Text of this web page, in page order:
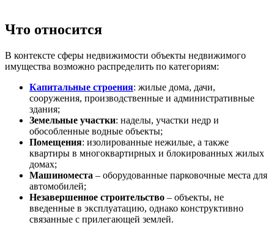
Что относится
В контексте сферы недвижимости объекты недвижимого
имущества возможно распределить по категориям:
Капитальные строения: жилые дома, дачи,
сооружения, производственные и административные
здания;
Земельные участки: наделы, участки недр и
обособленные водные объекты;
Помещения: изолированные нежилые, а также
квартиры в многоквартирных и блокированных жилых
домах;
Машиноместа – оборудованные парковочные места для
автомобилей;
Незавершенное строительство – объекты, не
введенные в эксплуатацию, однако конструктивно
связанные с прилегающей землей.